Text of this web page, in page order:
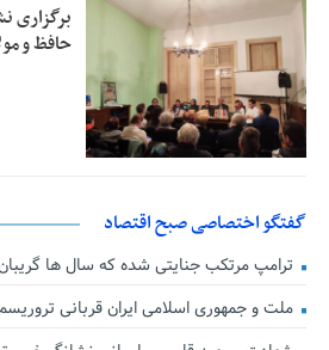
برگزاری
حافظ و
گفتگو اختصاصی صبح اقتصاد
ترامپ مرتکب جنایتی شده که سال ها گریبان
ملت و جمهوری اسلامی ایران قربانی